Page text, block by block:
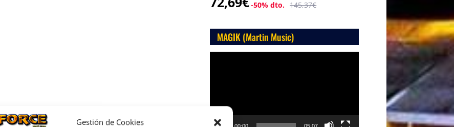
Gestión de Cookies
-50% dto. 145,37€
MAGIK (Martin Music)